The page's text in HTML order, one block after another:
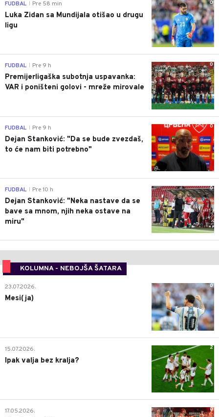
0
FUDBAL Pre 58 min
Luka Zidan sa Mundijala otišao u drugu
ligu
0
FUDBAL Pre 9 h
Premijerligaška subotnja uspavanka:
VAR i poništeni golovi - mreže mirovale
0
FUDBAL Pre 9 h
Dejan Stanković: "Da se bude zvezdaš,
to će nam biti potrebno"
0
FUDBAL Pre 10 h
Dejan Stanković: "Neka nastave da se
bave sa mnom, njih neka ostave na
miru"
KOLUMNA - NEBOJŠA ŠATARA
0
23.07.2026.
Mesi(ja)
2
15.07.2026.
Ipak valja bez kralja?
0
17.05.2026.